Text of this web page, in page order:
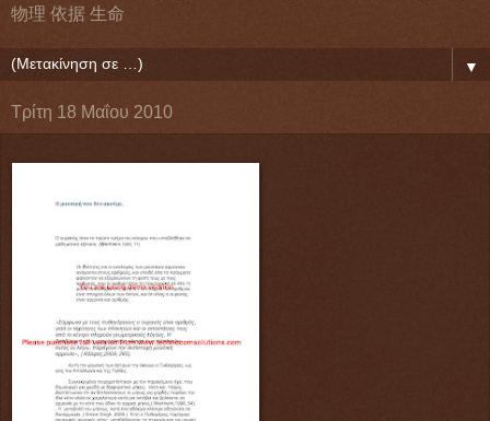
物理 依据 生命
▼
Τρίτη 18 Μαΐου 2010